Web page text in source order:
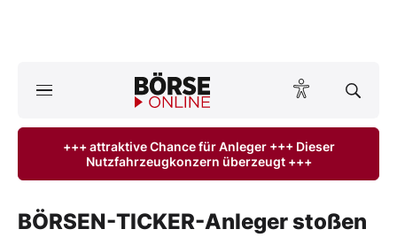
ktuelle Ausgabe BÖRSE ONLINE lesen
Anlageprodukte
+++ attraktive Chance für Anleger +++ Dieser
Nutzfahrzeugkonzern überzeugt +++
BÖRSEN-TICKER-Anleger stoßen